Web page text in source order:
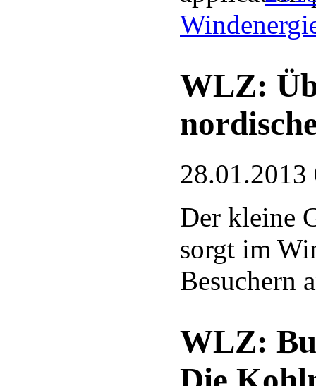
WLZ:
28.01.2013
Der kleine
sorgt im
Besuchern
WLZ: